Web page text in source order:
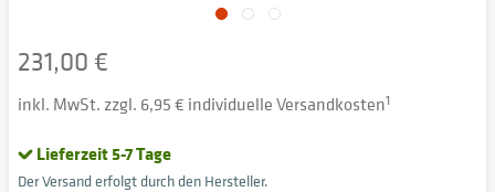
231,00 €
inkl. MwSt. zzgl. 6,95 € individuelle Versandkosten1
Lieferzeit 5-7 Tage
Der Versand erfolgt durch den Hersteller.